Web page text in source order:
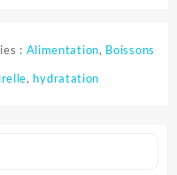
: Alimentation, Boissons
, hydratation